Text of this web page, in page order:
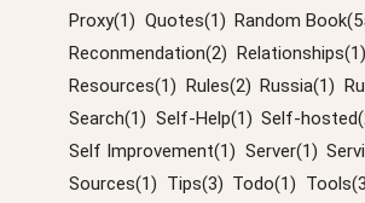
Proxy(1) Quotes(1) Random
Reconmendation(2) Relationships(1)
Resources(1) Rules(2) Russia(1)
Search(1) Self-Help(1) Self-
Self Improvement(1) Server(1)
Sources(1) Tips(3) Todo(1)